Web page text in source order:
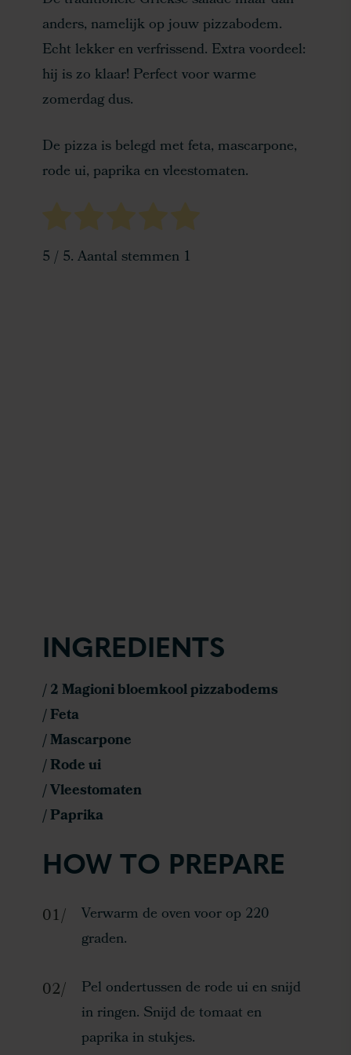
anders, namelijk op jouw pizzabodem.
Echt lekker en verfrissend. Extra voordeel:
hij is zo klaar! Perfect voor warme
zomerdag dus.
De pizza is belegd met feta, mascarpone,
rode ui, paprika en vleestomaten.
5/ 5. Aantal stemmen 1
INGREDIENTS
/ 2 Magioni bloemkool pizzabodems
/ Feta
/ Mascarpone
/ Rode ui
/ Vleestomaten
/ Paprika
HOW TO PREPARE
Verwarm de oven voor op 220
graden.
Pel ondertussen de rode ui en snijd
in ringen. Snijd de tomaat en
paprika in stukjes.